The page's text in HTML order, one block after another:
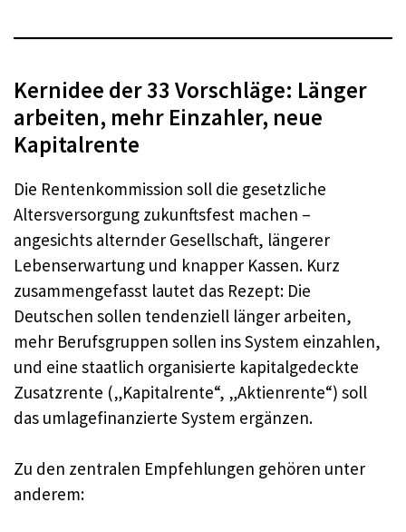
Kernidee der 33 Vorschläge: Länger
arbeiten, mehr Einzahler, neue
Kapitalrente
Die Rentenkommission soll die gesetzliche
Altersversorgung zukunftsfest machen –
angesichts alternder Gesellschaft, längerer
Lebenserwartung und knapper Kassen. Kurz
zusammengefasst lautet das Rezept: Die
Deutschen sollen tendenziell länger arbeiten,
mehr Berufsgruppen sollen ins System einzahlen,
und eine staatlich organisierte kapitalgedeckte
Zusatzrente („Kapitalrente“, „Aktienrente“) soll
das umlagefinanzierte System ergänzen.
Zu den zentralen Empfehlungen gehören unter
anderem: